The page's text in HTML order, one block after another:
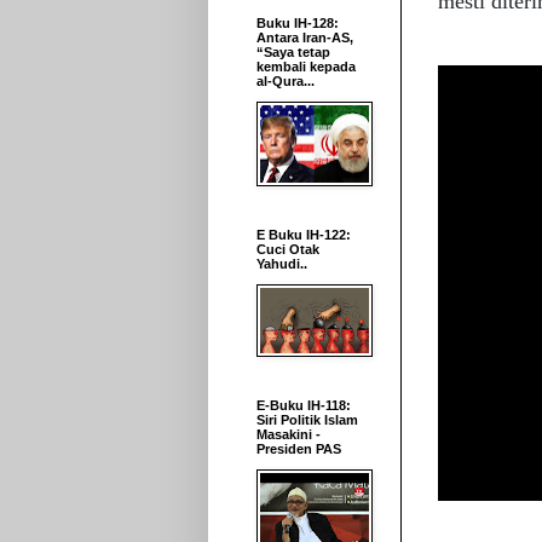
Buku IH-128:
Antara Iran-AS,
“Saya tetap
kembali kepada
al-Qura...
E Buku IH-122:
Cuci Otak
Yahudi..
E-Buku IH-118:
Siri Politik Islam
Masakini -
Presiden PAS